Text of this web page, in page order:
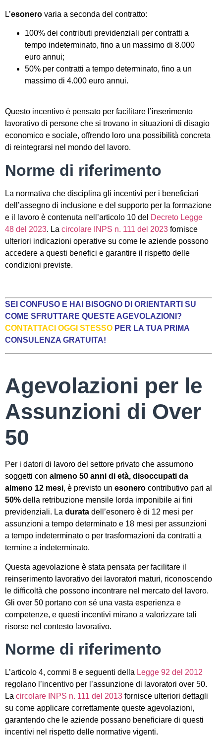
L’esonero varia a seconda del contratto:
100% dei contributi previdenziali per contratti a
tempo indeterminato, fino a un massimo di 8.000
euro annui;
50% per contratti a tempo determinato, fino a un
massimo di 4.000 euro annui.
Questo incentivo è pensato per facilitare l’inserimento
lavorativo di persone che si trovano in situazioni di disagio
economico e sociale, offrendo loro una possibilità concreta
di reintegrarsi nel mondo del lavoro.
Norme di riferimento
La normativa che disciplina gli incentivi per i beneficiari
dell’assegno di inclusione e del supporto per la formazione
e il lavoro è contenuta nell’articolo 10 del Decreto Legge
48 del 2023. La circolare INPS n. 111 del 2023 fornisce
ulteriori indicazioni operative su come le aziende possono
accedere a questi benefici e garantire il rispetto delle
condizioni previste.
SEI CONFUSO E HAI BISOGNO DI ORIENTARTI SU
COME SFRUTTARE QUESTE AGEVOLAZIONI?
CONTATTACI OGGI STESSO PER LA TUA PRIMA
CONSULENZA GRATUITA!
Agevolazioni per le
Assunzioni di Over
50
Per i datori di lavoro del settore privato che assumono
soggetti con almeno 50 anni di età, disoccupati da
almeno 12 mesi, è previsto un esonero contributivo pari al
50% della retribuzione mensile lorda imponibile ai fini
previdenziali. La durata dell’esonero è di 12 mesi per
assunzioni a tempo determinato e 18 mesi per assunzioni
a tempo indeterminato o per trasformazioni da contratti a
termine a indeterminato.
Questa agevolazione è stata pensata per facilitare il
reinserimento lavorativo dei lavoratori maturi, riconoscendo
le difficoltà che possono incontrare nel mercato del lavoro.
Gli over 50 portano con sé una vasta esperienza e
competenze, e questi incentivi mirano a valorizzare tali
risorse nel contesto lavorativo.
Norme di riferimento
L’articolo 4, commi 8 e seguenti della Legge 92 del 2012
regolano l’incentivo per l’assunzione di lavoratori over 50.
La circolare INPS n. 111 del 2013 fornisce ulteriori dettagli
su come applicare correttamente queste agevolazioni,
garantendo che le aziende possano beneficiare di questi
incentivi nel rispetto delle normative vigenti.